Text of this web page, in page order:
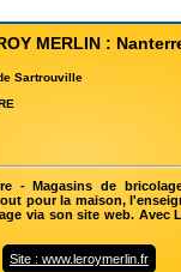
MERLIN :
Sartrouville
- Magasins de
pour la maison,
via son site web. Avec
Site : www.leroymerlin.fr